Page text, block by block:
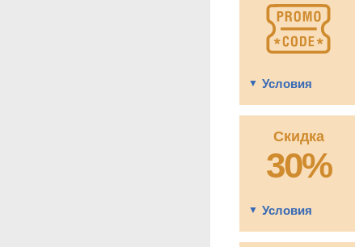
Условия
Скидка
30%
Условия